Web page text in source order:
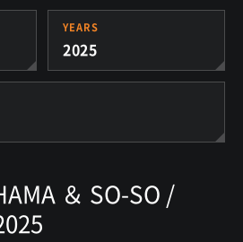
YEARS
2025
＆ SO-SO /